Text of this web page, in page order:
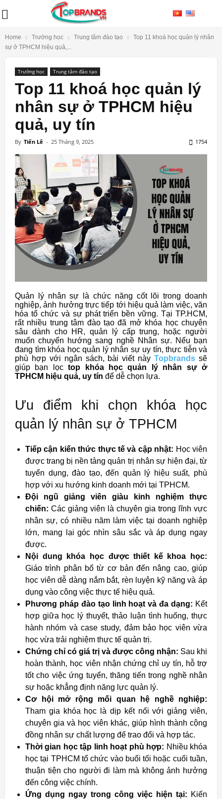
Home Trường học Trung tâm đào tạo
Top 11 khoá học quản lý nhân
sự ở TPHCM hiệu quả,...
Trường học Trung tâm đào tạo
Top 11 khoá học quản lý
nhân sự ở TPHCM hiệu
quả, uy tín
By Tiến Lê - 25 Tháng 9, 2025 1754
Quản lý nhân sự là chức năng cốt lõi trong doanh
nghiệp, ảnh hưởng trực tiếp tới hiệu quả làm việc, văn
hóa tổ chức và sự phát triển bền vững. Tại TP.HCM,
rất nhiều trung tâm đào tạo đã mở khóa học chuyên
sâu dành cho HR, quản lý cấp trung, hoặc người
muốn chuyển hướng sang nghề Nhân sự. Nếu bạn
đang tìm khóa học quản lý nhân sự uy tín, thực tiễn và
phù hợp với ngân sách, bài viết nàyTopbrands sẽ
giúp bạn lọctop khóa học quản lý nhân sự ở
TPHCM hiệu quả, uy tín để dễ chọn lựa.
Ưu điểm khi chọn khóa học
quản lý nhân sự ở TPHCM
Tiếp cận kiến thức thực tế và cập nhật: Học viên
được trang bị nền tảng quản trị nhân sự hiện đại, từ
tuyển dụng, đào tạo, đến quản lý hiệu suất, phù
hợp với xu hướng kinh doanh mới tại TPHCM.
Đội ngũ giảng viên giàu kinh nghiệm thực
chiến: Các giảng viên là chuyên gia trong lĩnh vực
nhân sự, có nhiều năm làm việc tại doanh nghiệp
lớn, mang lại góc nhìn sâu sắc và áp dụng ngay
được.
Nội dung khóa học được thiết kế khoa học:
Giáo trình phân bổ từ cơ bản đến nâng cao, giúp
học viên dễ dàng nắm bắt, rèn luyện kỹ năng và áp
dụng vào công việc thực tế hiệu quả.
Phương pháp đào tạo linh hoạt và đa dạng: Kết
hợp giữa học lý thuyết, thảo luận tình huống, thực
hành nhóm và case study, đảm bảo học viên vừa
học vừa trải nghiệm thực tế quản trị.
Chứng chỉ có giá trị và được công nhận: Sau khi
hoàn thành, học viên nhận chứng chỉ uy tín, hỗ trợ
tốt cho việc ứng tuyển, thăng tiến trong nghề nhân
sự hoặc khẳng định năng lực quản lý.
Cơ hội mở rộng mối quan hệ nghề nghiệp:
Tham gia khóa học là dịp kết nối với giảng viên,
chuyên gia và học viên khác, giúp hình thành cộng
đồng nhân sự chất lượng để trao đổi và hợp tác.
Thời gian học tập linh hoạt phù hợp: Nhiều khóa
học tại TPHCM tổ chức vào buổi tối hoặc cuối tuần,
thuận tiện cho người đi làm mà không ảnh hưởng
đến công việc chính.
Ứng dụng ngay trong công việc hiện tại: Kiến